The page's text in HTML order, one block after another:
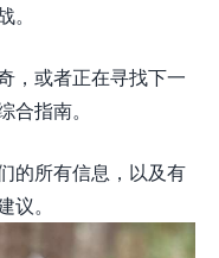
，或者正在寻找下一
指南。
的所有信息，以及有
。